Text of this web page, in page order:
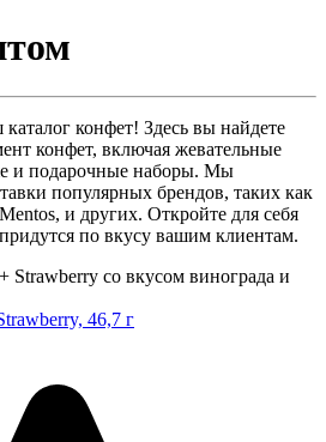
конфет! Здесь вы найдете
конфет, включая жевательные
и подарочные наборы. Мы
популярных брендов, таких как
и других. Откройте для себя
по вкусу вашим клиентам.
46,7 г